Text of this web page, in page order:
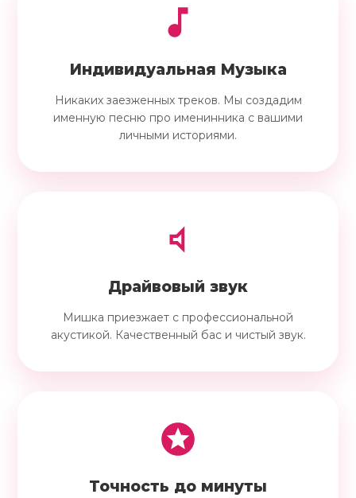
Индивидуальная Музыка
Никаких заезженных треков. Мы создадим
именную песню про именинника с вашими
личными историями.
Драйвовый звук
Мишка приезжает с профессиональной
акустикой. Качественный бас и чистый звук.
Точность до минуты